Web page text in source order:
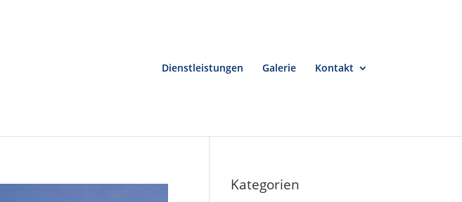
Dienstleistungen Galerie Kontakt
Kategorien